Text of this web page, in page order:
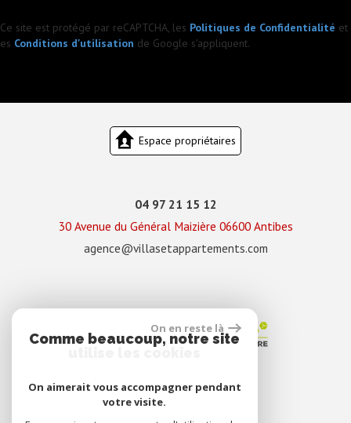
Ce site est protégé par reCAPTCHA, les Politiques de Confidentialité et
es Conditions d'utilisation de Google s'appliquent.
Espace propriétaires
04 97 21 15 12
30 Avenue du Général Maizière 06600 Antibes
agence@villasetappartements.com
On en reste là
Comme beaucoup, notre site
On aimerait vous accompagner pendant
votre visite.